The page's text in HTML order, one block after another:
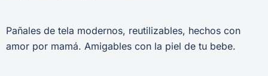
Pañales de tela modernos, reutilizables, hechos con
amor por mamá. Amigables con la piel de tu bebe.